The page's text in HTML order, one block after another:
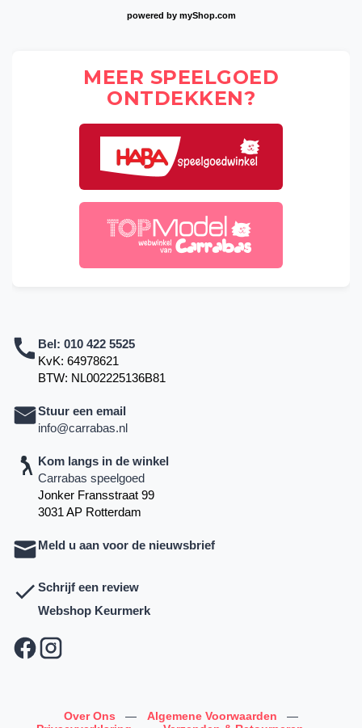
powered by myShop.com
MEER SPEELGOED
ONTDEKKEN?
Bel: 010 422 5525
KvK: 64978621
BTW: NL002225136B81
Stuur een email
info@carrabas.nl
Kom langs in de winkel
Carrabas speelgoed
Jonker Fransstraat 99
3031 AP Rotterdam
Meld u aan voor de nieuwsbrief
Schrijf een review
Webshop Keurmerk
Over Ons — Algemene Voorwaarden
—